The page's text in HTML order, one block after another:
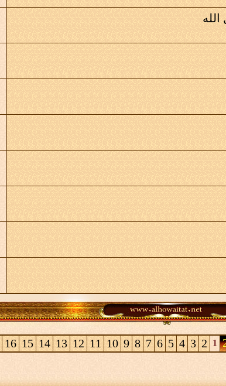
1
2
3
4
5
6
7
8
9
10
11
12
13
14
15
16